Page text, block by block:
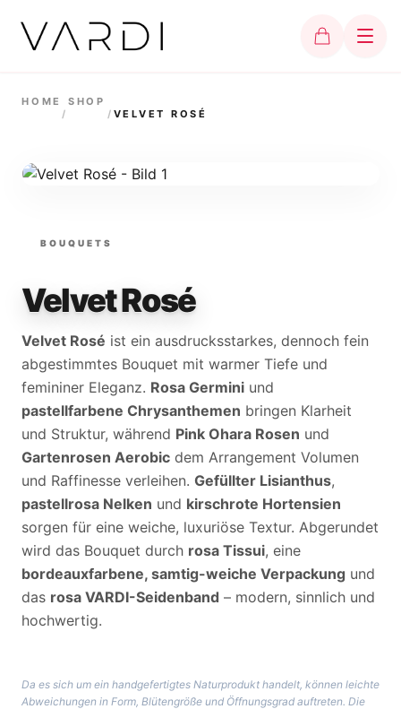
HOME
/
SHOP
/ VELVET ROSÉ
BOUQUETS
Velvet Rosé
Velvet Rosé ist ein ausdrucksstarkes, dennoch fein
abgestimmtes Bouquet mit warmer Tiefe und
femininer Eleganz. Rosa Germini und
pastellfarbene Chrysanthemen bringen Klarheit
und Struktur, während Pink Ohara Rosen und
Gartenrosen Aerobic dem Arrangement Volumen
und Raffinesse verleihen. Gefüllter Lisianthus,
pastellrosa Nelken und kirschrote Hortensien
sorgen für eine weiche, luxuriöse Textur. Abgerundet
wird das Bouquet durch rosa Tissui, eine
bordeauxfarbene, samtig-weiche Verpackung und
das rosa VARDI-Seidenband – modern, sinnlich und
hochwertig.
Da es sich um ein handgefertigtes Naturprodukt handelt, können leichte
Abweichungen in Form, Blütengröße und Öffnungsgrad auftreten. Die